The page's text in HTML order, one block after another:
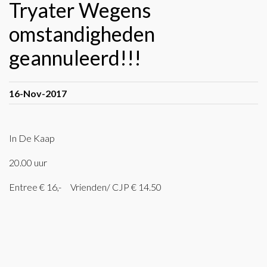
Tryater Wegens
omstandigheden
geannuleerd!!!
16-Nov-2017
In De Kaap
20.00 uur
Entree € 16,- Vrienden/ CJP € 14.50